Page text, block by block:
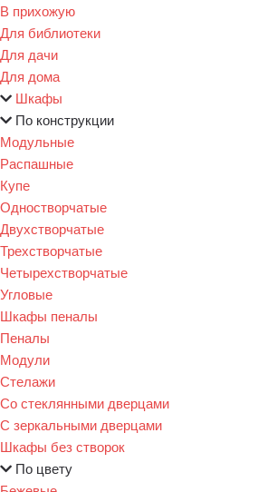
В прихожую
Для библиотеки
Для дачи
Для дома
Шкафы
По конструкции
Модульные
Распашные
Купе
Одностворчатые
Двухстворчатые
Трехстворчатые
Четырехстворчатые
Угловые
Шкафы пеналы
Пеналы
Модули
Стелажи
Со стеклянными дверцами
С зеркальными дверцами
Шкафы без створок
По цвету